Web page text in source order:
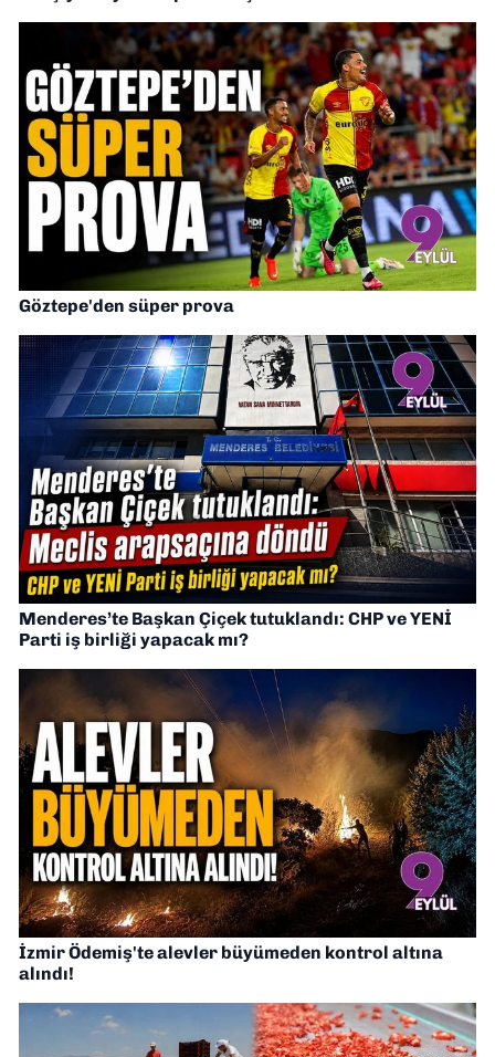
Göztepe'den süper prova
Menderes’te Başkan Çiçek tutuklandı: CHP ve YENİ
Parti iş birliği yapacak mı?
İzmir Ödemiş'te alevler büyümeden kontrol altına
alındı!